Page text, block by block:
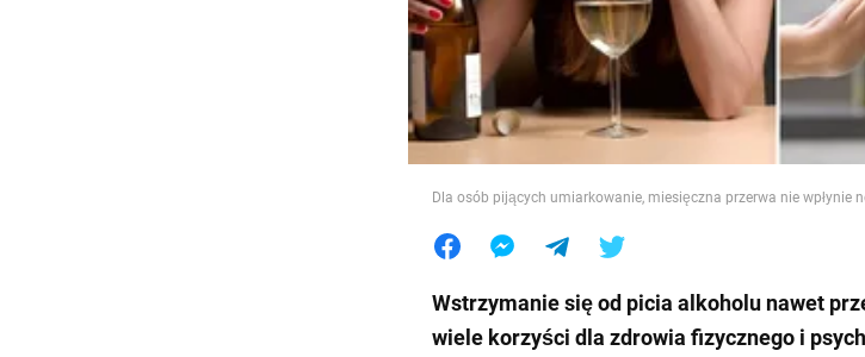
Jedzenie
Dla osób pijących umiarkowanie, miesięczna przerwa nie wpłynie
Wstrzymanie się od picia alkoholu nawet
wiele korzyści dla zdrowia fizycznego i